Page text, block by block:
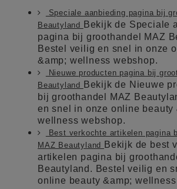
Speciale aanbieding pagina bij
Beautyland
Bekijk de Speciale
pagina bij groothandel MAZ
Bestel veilig en snel in onze
&amp; wellness webshop.
Nieuwe producten pagina bij
Beautyland
Bekijk de Nieuwe
bij groothandel MAZ
en snel in onze online beauty
wellness webshop.
Best verkochte artikelen pagina
MAZ Beautyland
Bekijk de best
artikelen pagina bij
Beautyland. Bestel veilig en
online beauty &amp;